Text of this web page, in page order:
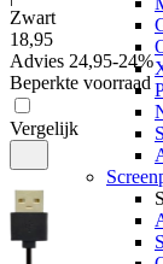
Zwart
18,95
Advies 24,95-24%
Beperkte voorraad
Vergelijk